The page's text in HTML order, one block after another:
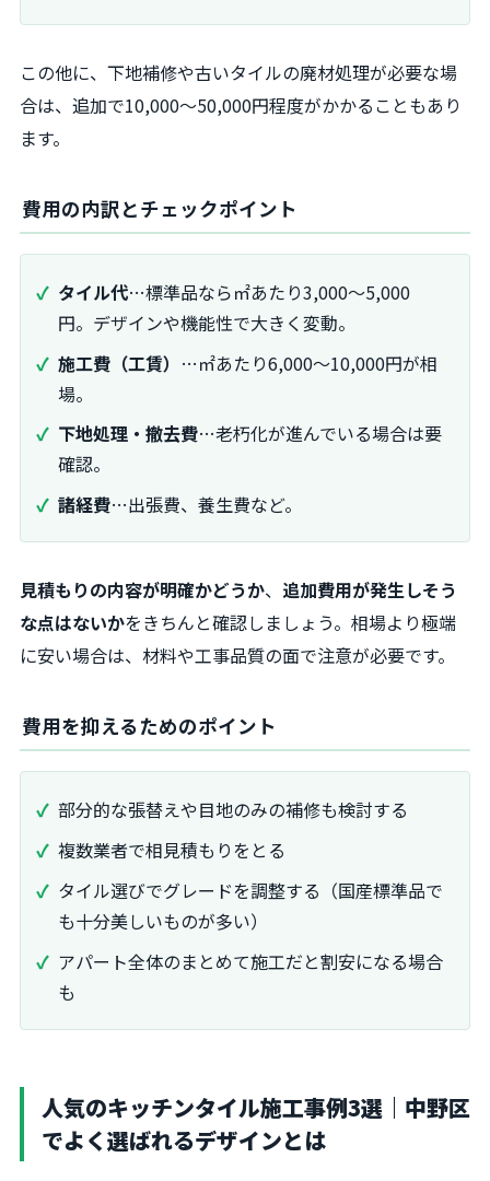
この他に、下地補修や古いタイルの廃材処理が必要な場
合は、追加で10,000～50,000円程度がかかることもあり
ます。
費用の内訳とチェックポイント
タイル代…標準品なら㎡あたり3,000～5,000
円。デザインや機能性で大きく変動。
施工費（工賃） …㎡あたり6,000～10,000円が相
場。
下地処理・撤去費…老朽化が進んでいる場合は要
確認。
諸経費…出張費、養生費など。
見積もりの内容が明確かどうか、 追加費用が発生しそう
な点はないかをきちんと確認しましょう。相場より極端
に安い場合は、材料や工事品質の面で注意が必要です。
費用を抑えるためのポイント
部分的な張替えや目地のみの補修も検討する
複数業者で相見積もりをとる
タイル選びでグレードを調整する（国産標準品で
も十分美しいものが多い）
アパート全体のまとめて施工だと割安になる場合
も
人気のキッチンタイル施工事例3選｜中野区
でよく選ばれるデザインとは